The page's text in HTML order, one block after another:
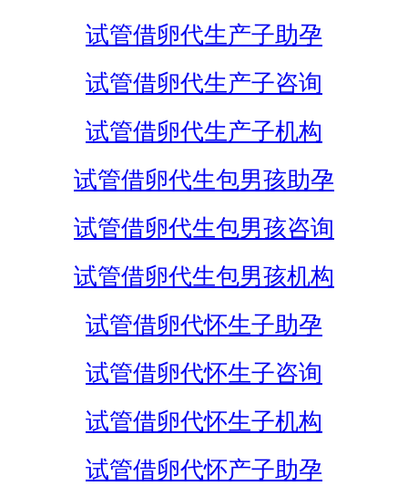
试管借卵代生产子助孕
试管借卵代生产子咨询
试管借卵代生产子机构
试管借卵代生包男孩助孕
试管借卵代生包男孩咨询
试管借卵代生包男孩机构
试管借卵代怀生子助孕
试管借卵代怀生子咨询
试管借卵代怀生子机构
试管借卵代怀产子助孕